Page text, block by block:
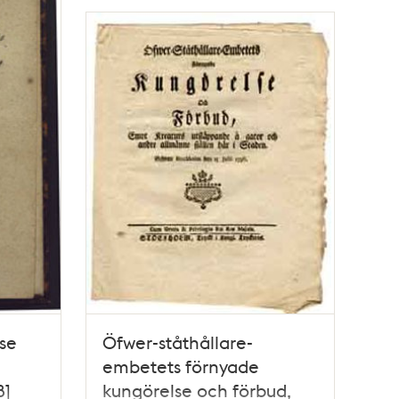
Öfwer-ståthållare-
embetets förnyade
kungörelse och förbud,